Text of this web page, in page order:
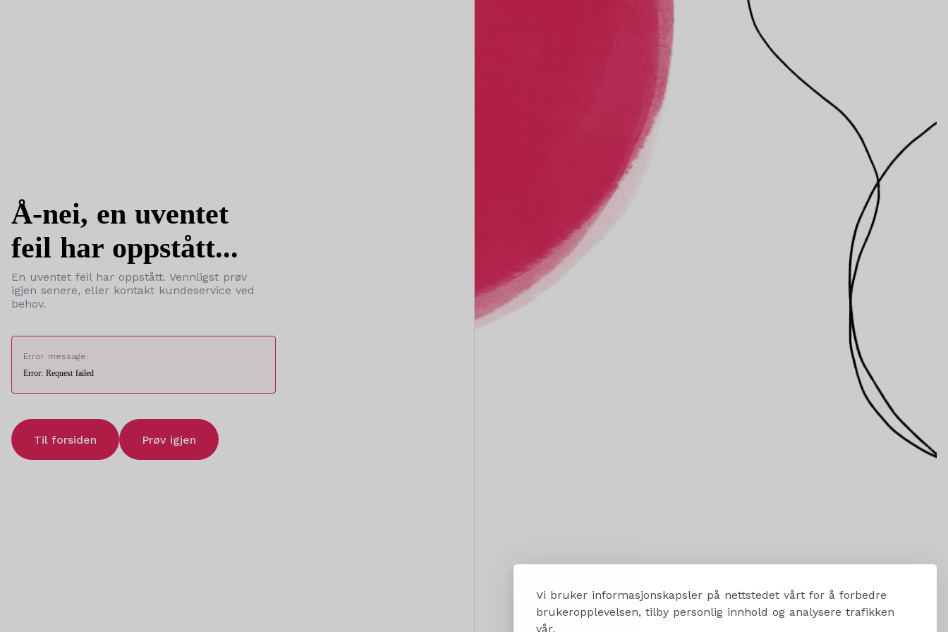
Vi bruker informasjonskapsler på nettstedet vårt for å forbedre
brukeropplevelsen, tilby personlig innhold og analysere trafikken
vår.
Å-nei, en uventet
feil har oppstått...
En uventet feil har oppstått. Vennligst prøv
igjen senere, eller kontakt kundeservice ved
behov.
Error message:
Error: Request failed
Til forsiden Prøv igjen